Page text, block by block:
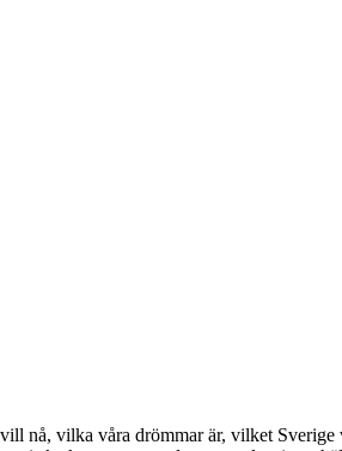
nå, vilka våra drömmar är, vilket